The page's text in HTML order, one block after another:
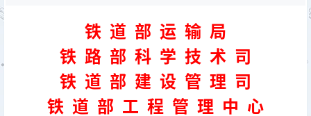
铁 道 部 运 输 局
铁 路 部 科 学 技 术 司
铁 道 部 建 设 管 理 司
铁 道 部 工 程 管 理 中 心